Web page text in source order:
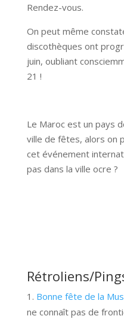
Rendez-vous.
On peut même
discothèques ont
juin, oubliant
21 !
Le Maroc est un pays
ville de fêtes, alors on
cet événement
pas dans la ville ocre ?
Rétroliens/
Bonne fête de la
ne connaît pas de